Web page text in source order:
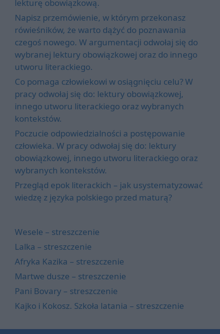
lekturę obowiązkową.
Napisz przemówienie, w którym przekonasz
rówieśników, że warto dążyć do poznawania
czegoś nowego. W argumentacji odwołaj się do
wybranej lektury obowiązkowej oraz do innego
utworu literackiego.
Co pomaga człowiekowi w osiągnięciu celu? W
pracy odwołaj się do: lektury obowiązkowej,
innego utworu literackiego oraz wybranych
kontekstów.
Poczucie odpowiedzialności a postępowanie
człowieka. W pracy odwołaj się do: lektury
obowiązkowej, innego utworu literackiego oraz
wybranych kontekstów.
Przegląd epok literackich – jak usystematyzować
wiedzę z języka polskiego przed maturą?
Wesele – streszczenie
Lalka – streszczenie
Afryka Kazika – streszczenie
Martwe dusze – streszczenie
Pani Bovary – streszczenie
Kajko i Kokosz. Szkoła latania – streszczenie